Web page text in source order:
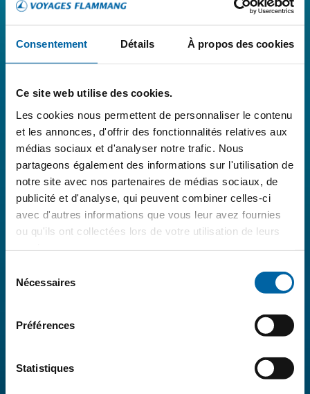
Consentement Détails À propos des cookies
Ce site web utilise des cookies.
Les cookies nous permettent de personnaliser le contenu
et les annonces, d'offrir des fonctionnalités relatives aux
médias sociaux et d'analyser notre trafic. Nous
partageons également des informations sur l'utilisation de
notre site avec nos partenaires de médias sociaux, de
publicité et d'analyse, qui peuvent combiner celles-ci
avec d'autres informations que vous leur avez fournies
ou qu'ils ont collectées lors de votre utilisation de leurs
Nécessaires
Préférences
Statistiques